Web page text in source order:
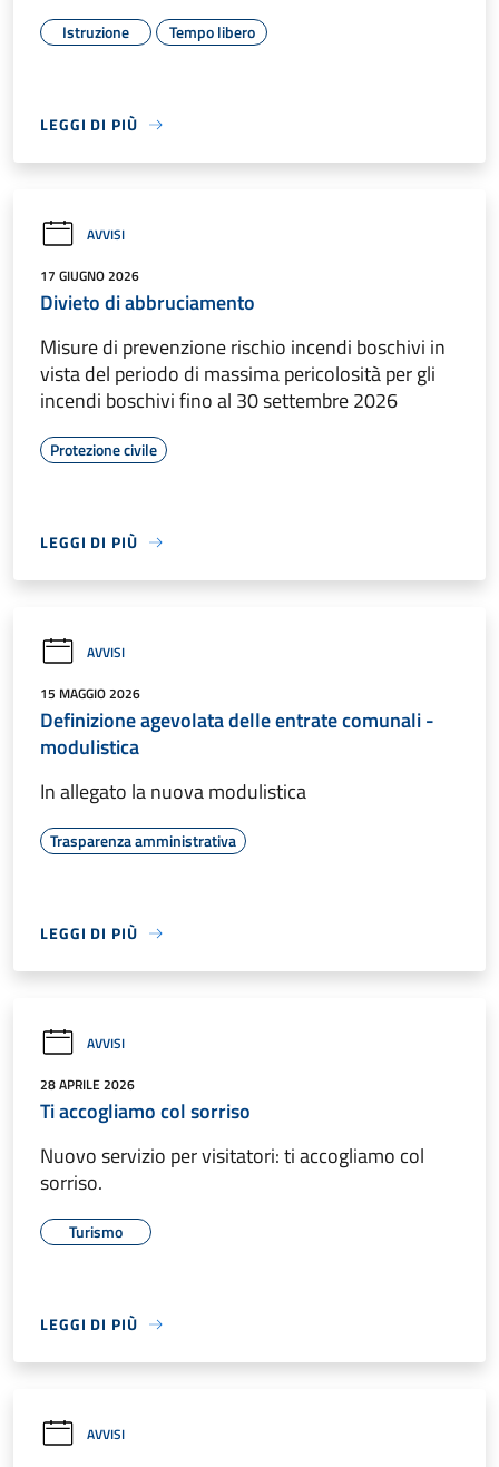
Istruzione Tempo libero
LEGGI DI PIÙ
AVVISI
17 GIUGNO 2026
Divieto di abbruciamento
Misure di prevenzione rischio incendi boschivi in
vista del periodo di massima pericolosità per gli
incendi boschivi fino al 30 settembre 2026
Protezione civile
LEGGI DI PIÙ
AVVISI
15 MAGGIO 2026
Definizione agevolata delle entrate comunali -
modulistica
In allegato la nuova modulistica
Trasparenza amministrativa
LEGGI DI PIÙ
AVVISI
28 APRILE 2026
Ti accogliamo col sorriso
Nuovo servizio per visitatori: ti accogliamo col
sorriso.
Turismo
LEGGI DI PIÙ
AVVISI